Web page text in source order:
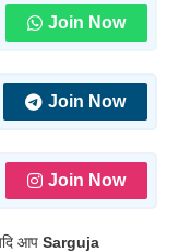
Join Now
Join Now
Join Now
आप Sarguja